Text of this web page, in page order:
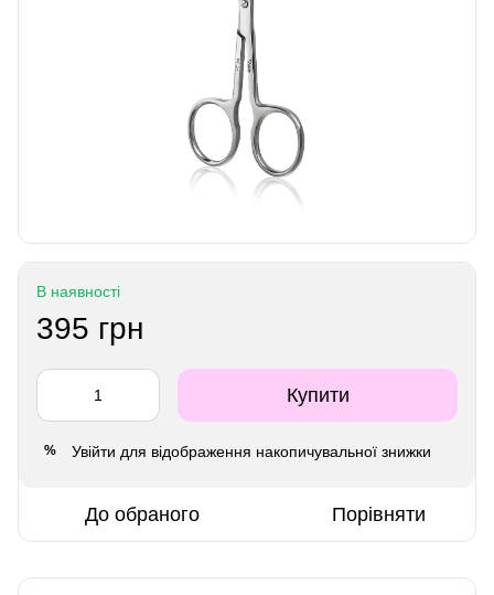
В наявності
395 грн
Купити
% Увійти для відображення накопичувальної знижки
До обраного Порівняти